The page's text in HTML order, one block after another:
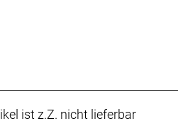
ist z.Z. nicht lieferbar